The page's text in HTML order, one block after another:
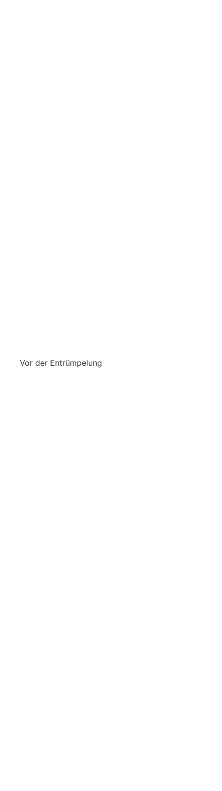
Vor der Entrümpelung